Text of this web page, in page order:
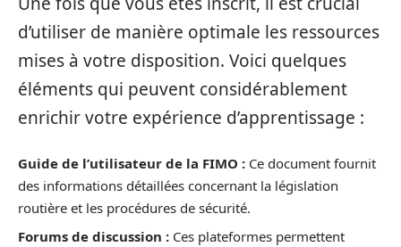
d’utiliser de manière optimale les ressources
mises à votre disposition. Voici quelques
éléments qui peuvent considérablement
enrichir votre expérience d’apprentissage :
Guide de l’utilisateur de la FIMO : Ce document fournit
des informations détaillées concernant la législation
routière et les procédures de sécurité.
Forums de discussion : Ces plateformes permettent